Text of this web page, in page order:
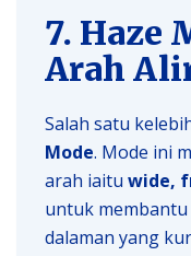
7. Haze
Arah
Salah satu
Mode. Mode ini
arah iaitu wide,
untuk
dalaman yang